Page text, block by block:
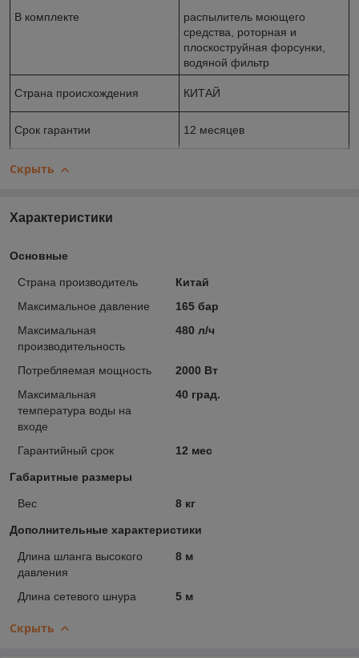
В комплекте
распылитель моющего
средства, роторная и
плоскоструйная форсунки,
водяной фильтр
Страна происхождения КИТАЙ
Срок гарантии 12 месяцев
Скрыть
Характеристики
Основные
Страна производитель
Китай
Максимальное давление
165 бар
Максимальная
производительность
480 л/ч
Потребляемая мощность
2000 Вт
Максимальная
температура воды на
входе
40 град.
Гарантийный срок 12 мес
Габаритные размеры
Вес 8 кг
Дополнительные характеристики
Длина шланга высокого
давления
8 м
Длина сетевого шнура 5 м
Скрыть